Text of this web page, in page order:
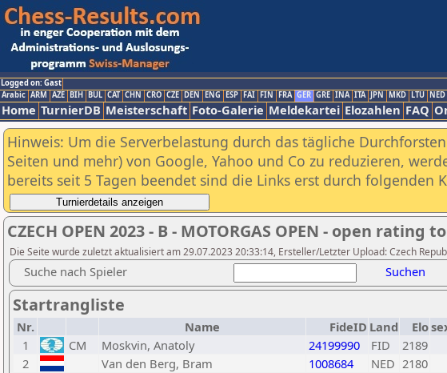
Logged on: Gast
Arabic ARM AZE BIH BUL CAT CHN CRO CZE DEN ENG ESP FAI FIN FRA GER GRE INA ITA JPN MKD LTU NED
Home TurnierDB Meisterschaft Foto-Galerie Meldekartei Elozahlen FAQ
Hinweis: Um die Serverbelastung durch das tägliche
Seiten und mehr) von Google, Yahoo und Co zu reduzieren,
bereits seit 5 Tagen beendet sind die Links erst durch folgenden
CZECH OPEN 2023 - B - MOTORGAS OPEN - open rating
Die Seite wurde zuletzt aktualisiert am 29.07.2023 20:33:14, Ersteller/Letzter Upload: Czech
Suche nach Spieler Suchen
Startrangliste
Nr. Name FideID Land Elo
1
CM Moskvin, Anatoly 24199990 FID
2189
2
Van den Berg, Bram 1008684 NED 2180